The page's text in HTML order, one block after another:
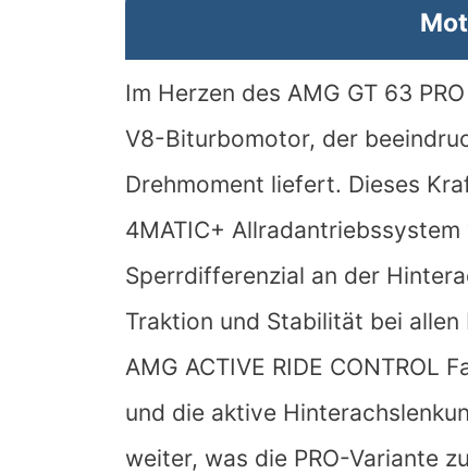
Im Herzen des AMG GT 63
V8-Biturbomotor, der
Drehmoment liefert. Dieses
4MATIC+
Sperrdifferenzial an der
Traktion und Stabilität bei
AMG ACTIVE RIDE CONTROL
und die aktive
weiter, was die PRO-Variante